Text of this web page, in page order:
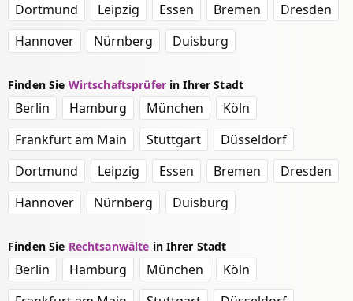
Dortmund
Leipzig Essen Bremen
Dresden
Hannover
Nürnberg Duisburg
Finden Sie Wirtschaftsprüferin Ihrer Stadt
Berlin Hamburg München
Köln
Frankfurt am Main
Stuttgart
Düsseldorf
Dortmund
Leipzig Essen Bremen
Dresden
Hannover
Nürnberg Duisburg
Finden Sie Rechtsanwälte in Ihrer Stadt
Berlin Hamburg München
Köln